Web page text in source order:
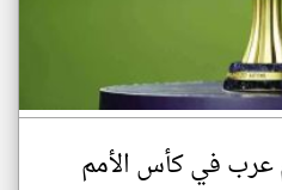
عرب في كأس الأمم